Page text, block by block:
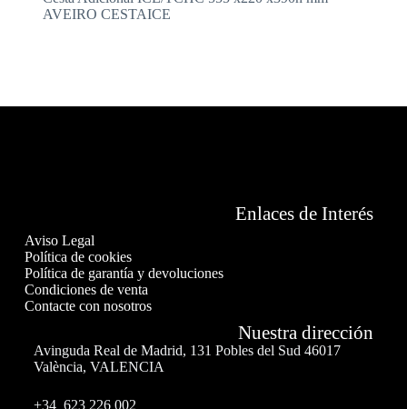
AVEIRO CESTAICE
Enlaces de Interés
Aviso Legal
Política de cookies
Política de garantía y devoluciones
Condiciones de venta
Contacte con nosotros
Nuestra dirección
Avinguda Real de Madrid, 131 Pobles del Sud 46017
València, VALENCIA
+34 623 226 002